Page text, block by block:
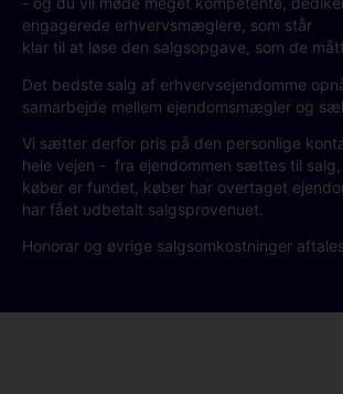
engagerede erhvervsmæglere, som står
klar til at løse den salgsopgave, som de
Det bedste salg af erhvervsejendomme
samarbejde mellem ejendomsmægler og
Vi sætter derfor pris på den personlige
hele vejen - fra ejendommen sættes til salg,
køber er fundet, køber har overtaget
har fået udbetalt salgsprovenuet.
Honorar og øvrige salgsomkostninger